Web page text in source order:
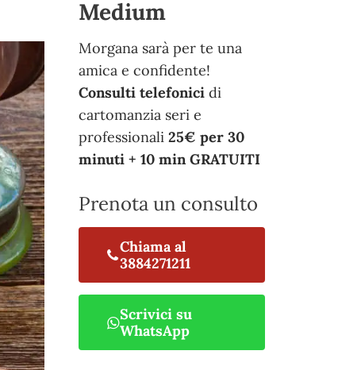
Medium
Morgana sarà per te una
amica e confidente!
Consulti telefonici di
cartomanzia seri e
professionali 25€ per 30
minuti + 10 min GRATUITI
Prenota un consulto
Chiama al
3884271211
Scrivici su
WhatsApp